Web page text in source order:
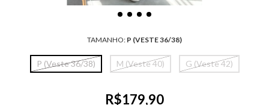
TAMANHO: P (VESTE 36/38)
P (Veste 36/38) M (Veste 40) G (Veste 42)
R$179,90